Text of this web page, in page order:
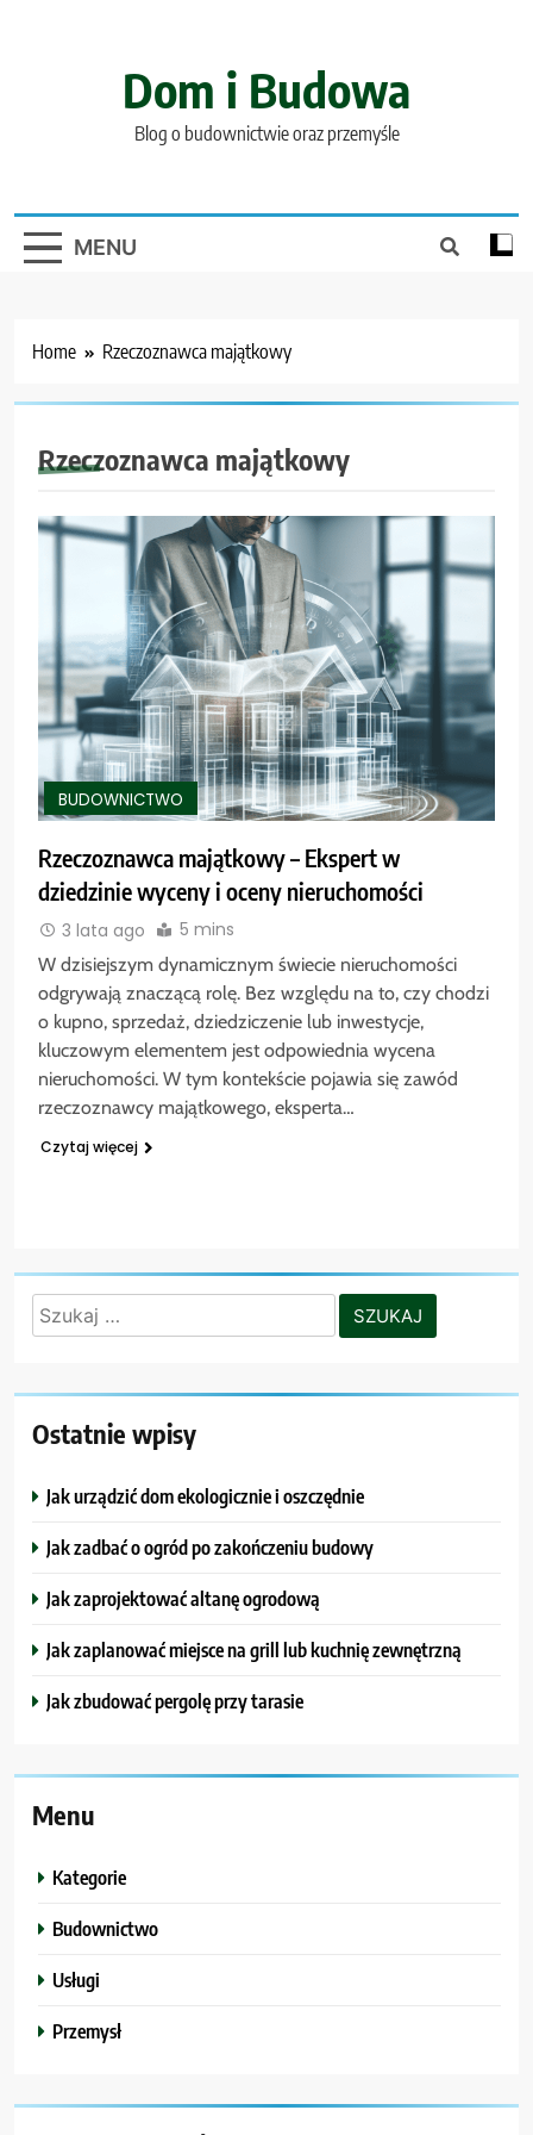
Dom i Budowa
Blog o budownictwie oraz przemyśle
MENU
Home Rzeczoznawca majątkowy
Rzeczoznawca majątkowy
BUDOWNICTWO
Rzeczoznawca majątkowy – Ekspert w
dziedzinie wyceny i oceny nieruchomości
3 lata ago 5 mins
W dzisiejszym dynamicznym świecie nieruchomości
odgrywają znaczącą rolę. Bez względu na to, czy chodzi
o kupno, sprzedaż, dziedziczenie lub inwestycje,
kluczowym elementem jest odpowiednia wycena
nieruchomości. W tym kontekście pojawia się zawód
rzeczoznawcy majątkowego, eksperta…
Czytaj więcej
Szukaj:
Ostatnie wpisy
Jak urządzić dom ekologicznie i oszczędnie
Jak zadbać o ogród po zakończeniu budowy
Jak zaprojektować altanę ogrodową
Jak zaplanować miejsce na grill lub kuchnię zewnętrzną
Jak zbudować pergolę przy tarasie
Menu
Kategorie
Budownictwo
Usługi
Przemysł